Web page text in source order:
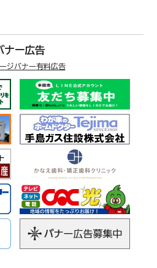
ナー広告
ジバナー有料広告